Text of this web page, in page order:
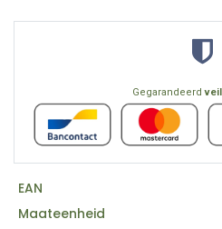
Gegarandeerd
EAN
Maateenheid